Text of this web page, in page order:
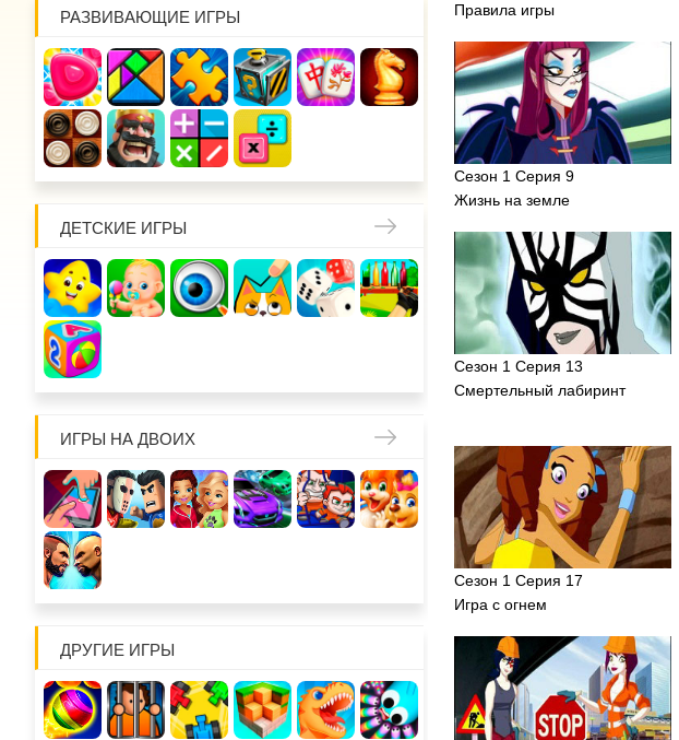
РАЗВИВАЮЩИЕ ИГРЫ
ДЕТСКИЕ ИГРЫ
ИГРЫ НА ДВОИХ
ДРУГИЕ ИГРЫ
Правила игры
Сезон 1 Серия 9
Жизнь на земле
Сезон 1 Серия 13
Смертельный лабиринт
Сезон 1 Серия 17
Игра с огнем